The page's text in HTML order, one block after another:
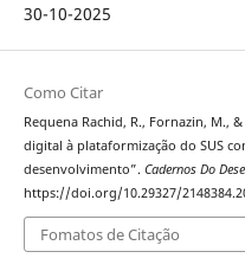
30-10-2025
Como Citar
Requena Rachid, R., Fornazin, M.,
digital à plataformização do SUS
desenvolvimento”. Cadernos Do
https://doi.org/10.29327/
Fomatos de Citação